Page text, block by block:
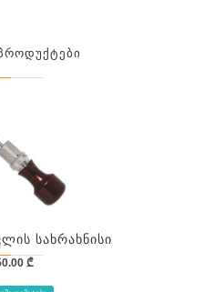
Სახრახნისი
₾